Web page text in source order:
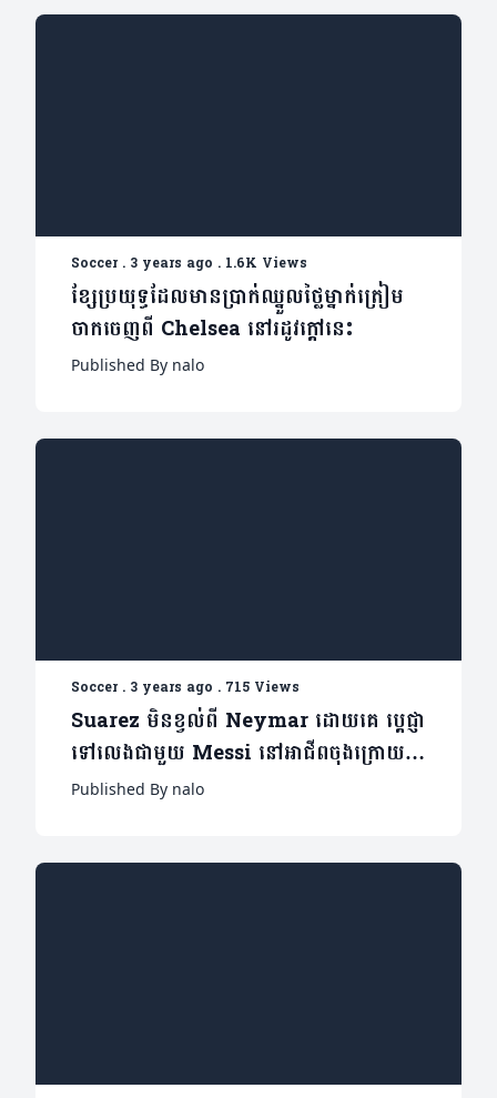
Soccer. 3 years ago . 1.6K Views
ខ្សែប្រយុទ្ធដែលមានប្រាក់ឈ្នួលថ្លៃម្នាក់ត្រៀម
ចាកចេញពី Chelsea នៅរដូវក្តៅនេះ
Published By nalo
Soccer. 3 years ago . 715 Views
Suarez មិនខ្វល់ពី Neymar ដោយគេ ប្តេជ្ញា
ទៅលេងជាមួយ Messi នៅអាជីពចុងក្រោយរួម
គ្នា
Published By nalo